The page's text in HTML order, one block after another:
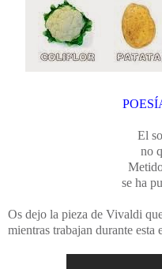
El
no
se ha
Os dejo la pieza de Vivaldi
mientras trabajan durante esta